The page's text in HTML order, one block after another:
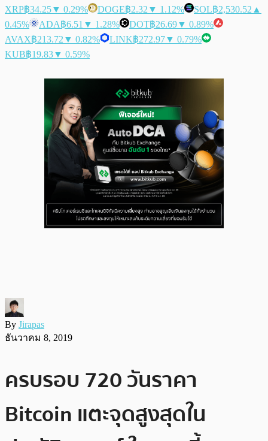
XRP฿34.25▼ 0.29% DOGE฿2.32 ▼ 1.12% SOL฿2,530.52 ▲
0.45%
ADA฿6.51 ▼ 1.28% DOT฿26.69▼ 0.89%
AVAX฿213.72 ▼ 0.82% LINK฿272.97▼ 0.79%
KUB฿19.83▼ 0.59%
By Jirapas
ธันวาคม 8, 2019
ครบรอบ 720 วันราคา
Bitcoin แตะจุดสูงสุดใน